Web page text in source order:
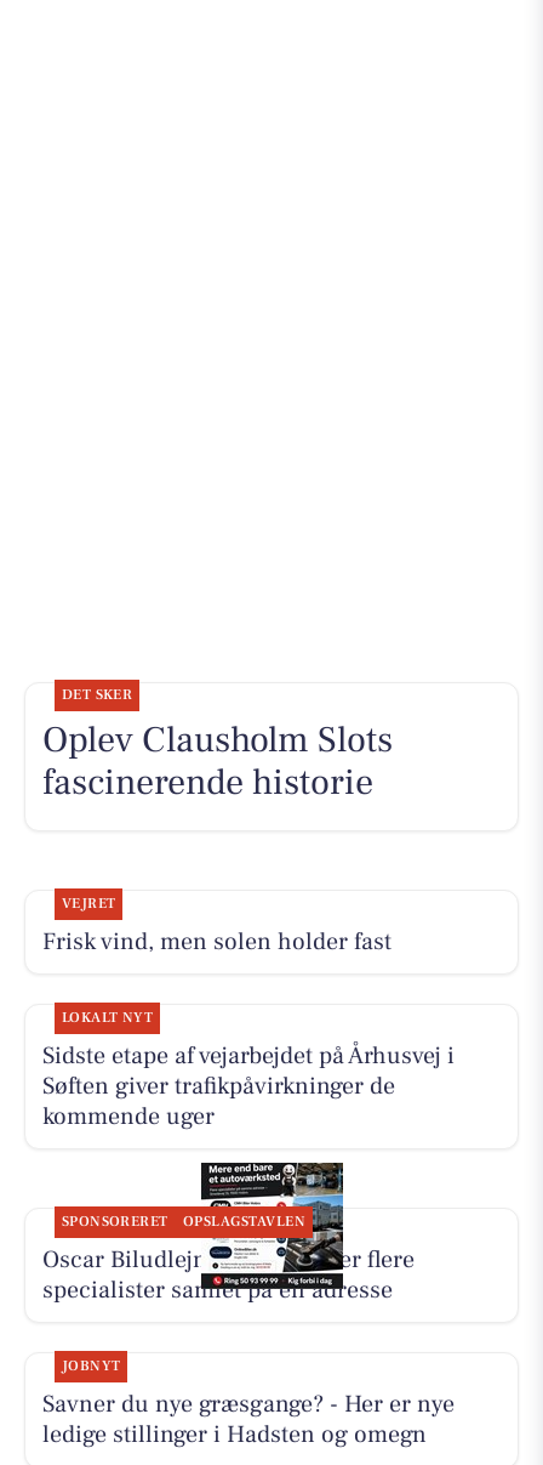
DET SKER
Oplev Clausholm Slots
fascinerende historie
VEJRET
Frisk vind, men solen holder fast
LOKALT NYT
Sidste etape af vejarbejdet på Århusvej i
Søften giver trafikpåvirkninger de
kommende uger
SPONSORERET OPSLAGSTAVLEN
Oscar Biludlejning fremhæver flere
specialister samlet på én adresse
JOBNYT
Savner du nye græsgange? - Her er nye
ledige stillinger i Hadsten og omegn